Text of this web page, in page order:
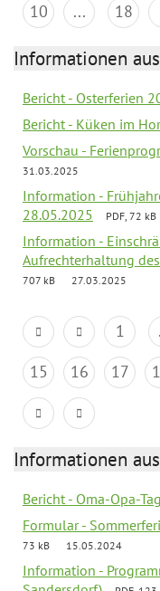
10
... 18
Informationen
Bericht - Osterferien
Bericht - Küken im
Vorschau -
31.03.2025
Information -
28.05.2025
PDF, 72 kB
Information -
Aufrechterhaltung
707 kB
27.03.2025
1
15
16 17
Informationen
Bericht - Oma-Opa-
Formular -
73 kB
15.05.2024
Information -